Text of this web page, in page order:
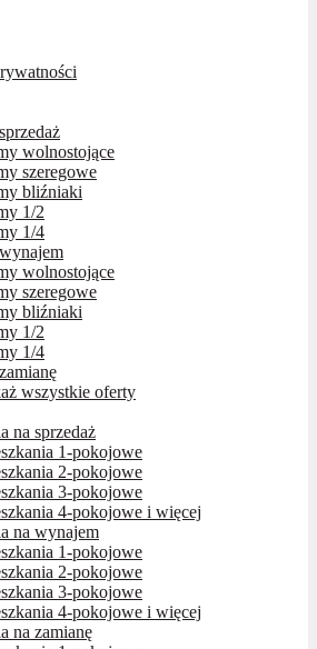
wolnostojące
szeregowe
bliźniaki
1/2
1/4
wolnostojące
szeregowe
bliźniaki
1/2
1/4
wszystkie oferty
na sprzedaż
1-pokojowe
2-pokojowe
3-pokojowe
4-pokojowe i więcej
na wynajem
1-pokojowe
2-pokojowe
3-pokojowe
4-pokojowe i więcej
na zamianę